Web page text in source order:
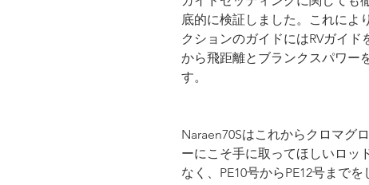
底的に検証しました。これによ
クションのガイドにはRVガイ
から飛距離とブランクスパワー
す。
Naraen70Sはこれからクロマグ
ーにこそ手に取ってほしいロッ
なく、PE10号からPE12号まで